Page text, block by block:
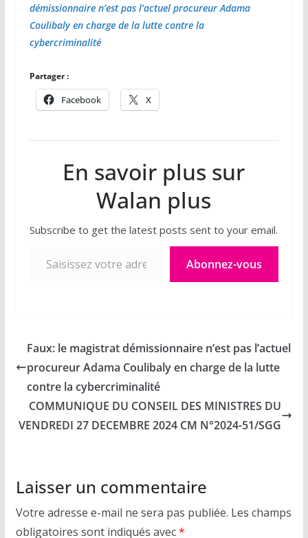
démissionnaire n’est pas l’actuel procureur Adama
Coulibaly en charge de la lutte contre la
cybercriminalité
Partager :
Facebook X
En savoir plus sur
Walan plus
Subscribe to get the latest posts sent to your email.
Abonnez-vous
Faux: le magistrat démissionnaire n’est pas l’actuel
procureur Adama Coulibaly en charge de la lutte
contre la cybercriminalité
COMMUNIQUE DU CONSEIL DES MINISTRES DU
VENDREDI 27 DECEMBRE 2024 CM N°2024-51/SGG
Laisser un commentaire
Votre adresse e-mail ne sera pas publiée. Les champs
obligatoires sont indiqués avec*